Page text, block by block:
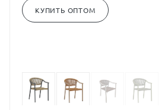
КУПИТЬ ОПТОМ